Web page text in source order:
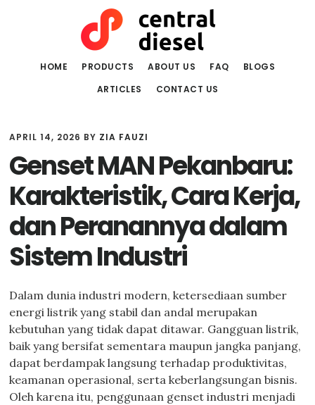
HOME PRODUCTS ABOUT US FAQ
BLOGS
ARTICLES
CONTACT US
APRIL 14, 2026 BY ZIA FAUZI
Genset MAN Pekanbaru:
Karakteristik, Cara Kerja,
dan Peranannya dalam
Sistem Industri
Dalam dunia industri modern, ketersediaan sumber
energi listrik yang stabil dan andal merupakan
kebutuhan yang tidak dapat ditawar. Gangguan listrik,
baik yang bersifat sementara maupun jangka panjang,
dapat berdampak langsung terhadap produktivitas,
keamanan operasional, serta keberlangsungan bisnis.
Oleh karena itu, penggunaan genset industri menjadi